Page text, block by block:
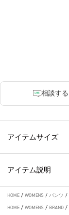
相談する
アイテムサイズ
アイテム説明
HOME / WOMENS / パンツ /
HOME / WOMENS / BRAND /